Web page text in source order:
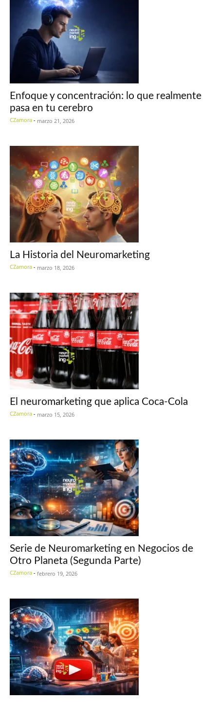
Enfoque y concentración: lo que realmente
pasa en tu cerebro
CZamora - marzo 21, 2026
La Historia del Neuromarketing
CZamora - marzo 18, 2026
El neuromarketing que aplica Coca-Cola
CZamora - marzo 15, 2026
Serie de Neuromarketing en Negocios de
Otro Planeta (Segunda Parte)
CZamora - febrero 19, 2026